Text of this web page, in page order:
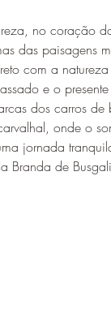
no coração
das paisagens
com a
e o
dos carros
onde o
jornada
Branda de